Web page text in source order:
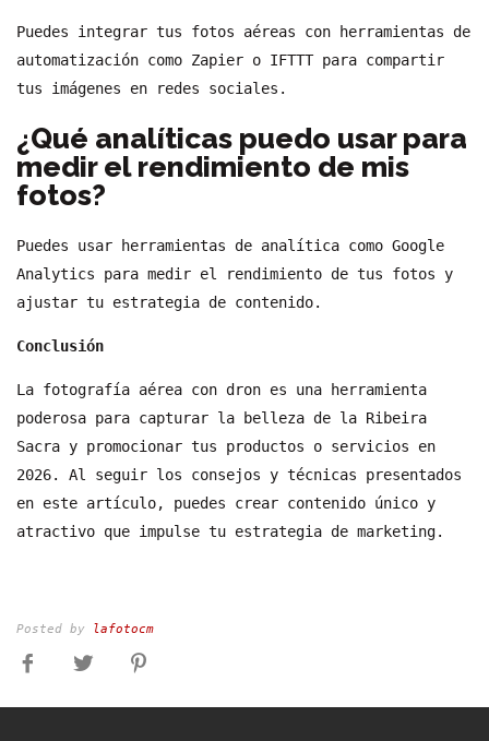
Puedes integrar tus fotos aéreas con herramientas de
automatización como Zapier o IFTTT para compartir
tus imágenes en redes sociales.
¿Qué analíticas puedo usar para
medir el rendimiento de mis
fotos?
Puedes usar herramientas de analítica como Google
Analytics para medir el rendimiento de tus fotos y
ajustar tu estrategia de contenido.
Conclusión
La fotografía aérea con dron es una herramienta
poderosa para capturar la belleza de la Ribeira
Sacra y promocionar tus productos o servicios en
2026. Al seguir los consejos y técnicas presentados
en este artículo, puedes crear contenido único y
atractivo que impulse tu estrategia de marketing.
Posted by lafotocm